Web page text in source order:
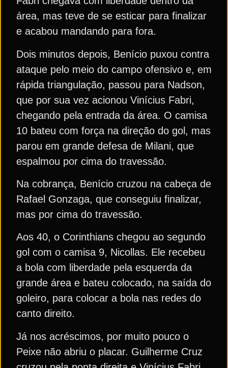
área, mas teve de se esticar para finalizar
e acabou mandando para fora.
Dois minutos depois, Benício puxou contra
ataque pelo meio do campo ofensivo e, em
rápida triangulação, passou para Nadson,
que por sua vez acionou Vinícius Fabri,
chegando pela entrada da área. O camisa
10 bateu com força na direção do gol, mas
parou em grande defesa de Milani, que
espalmou por cima do travessão.
Na cobrança, Benício cruzou na cabeça de
Rafael Gonzaga, que conseguiu finalizar,
mas por cima do travessão.
Aos 40, o Corinthians chegou ao segundo
gol com o camisa 9, Nicollas. Ele recebeu
a bola com liberdade pela esquerda da
grande área e bateu colocado, na saída do
goleiro, para colocar a bola nas redes do
canto direito.
Já nos acréscimos, por muito pouco o
Peixe não abriu o placar. Guilherme Cruz